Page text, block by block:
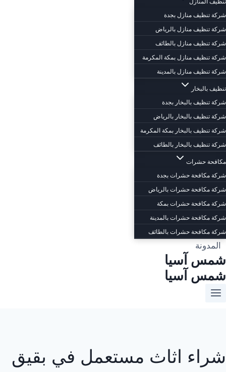
شركة تنظيف منازل بجدة
شركة تنظيف منازل بالرياض
شركة تنظيف منازل بالطائف
شركة تنظيف منازل بمكة المكرمة
شركة تنظيف منازل بالمدينة
تنظيف بالبخار
شركة تنظيف بالبخار بجدة
شركة تنظيف بالبخار بالرياض
شركة تنظيف بالبخار بمكة المكرمة
شركة تنظيف بالبخار بالطائف
مكافحة حشرات
شركة مكافحة حشرات بجدة
شركة مكافحة حشرات بالرياض
شركة مكافحة حشرات بمكة
شركة مكافحة حشرات بالمدينة
شركة مكافحة حشرات بالطائف
المدونة
شمس آسيا
شمس آسيا
شراء اثاث مستعمل في بقيق